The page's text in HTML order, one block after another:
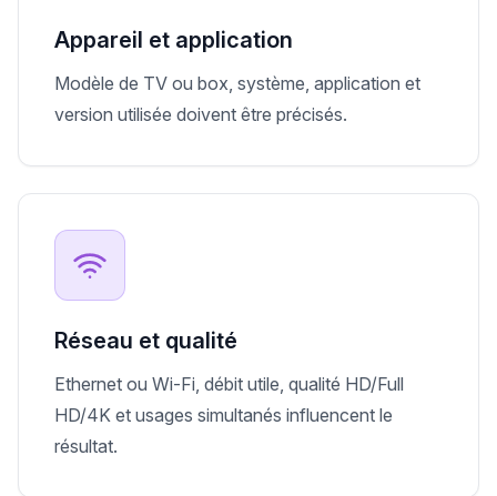
Appareil et application
Modèle de TV ou box, système, application et
version utilisée doivent être précisés.
Réseau et qualité
Ethernet ou Wi-Fi, débit utile, qualité HD/Full
HD/4K et usages simultanés influencent le
résultat.